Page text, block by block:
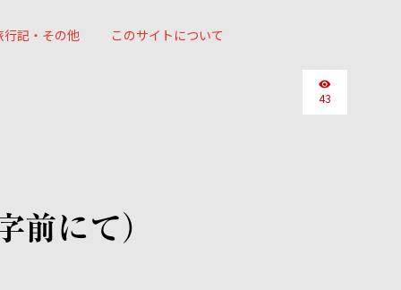
行記・その他 このサイトについて
前にて）
43